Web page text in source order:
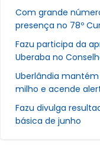
Com grande
presença no 78º
Fazu participa da
Uberaba no
Uberlândia
milho e acende
Fazu divulga
básica de junho